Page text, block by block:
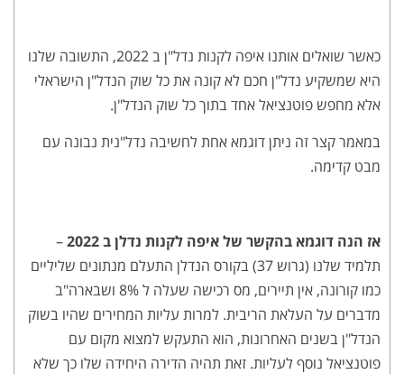
כאשר שואלים אותנו איפה לקנות נדל"ן ב 2022, התשובה שלנו
היא שמשקיע נדל"ן חכם לא קונה את כל שוק הנדל"ן הישראלי
אלא מחפש פוטנציאל אחד בתוך כל שוק הנדל"ן.
במאמר קצר זה ניתן דוגמא אחת לחשיבה נדל"נית נבונה עם
מבט קדימה.
אז הנה דוגמא בהקשר של איפה לקנות נדלן ב 2022
–
תלמיד שלנו (גרוש 37) בקורס הנדלן התעלם מנתונים שליליים
כמו קורונה, אין תיירים, מס רכישה שעלה ל 8% ושבארה"ב
מדברים על העלאת הריבית. למרות עליות המחירים שהיו בשוק
הנדל"ן בשנים האחרונות, הוא התעקש למצוא מקום עם
פוטנציאל נוסף לעליות. זאת תהיה הדירה היחידה שלו כך שלא